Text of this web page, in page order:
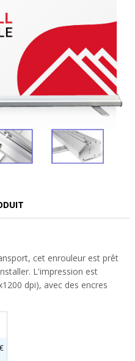
cet enrouleur est prêt
L'impression est
dpi), avec des encres